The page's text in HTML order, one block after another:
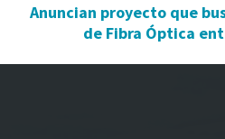
Anuncian proyecto que
de Fibra Óptica